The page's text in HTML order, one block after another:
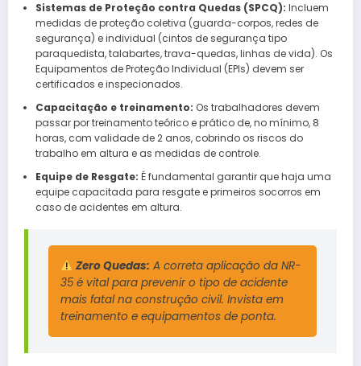
Sistemas de Proteção contra Quedas (SPCQ): Incluem
medidas de proteção coletiva (guarda-corpos, redes de
segurança) e individual (cintos de segurança tipo
paraquedista, talabartes, trava-quedas, linhas de vida). Os
Equipamentos de Proteção Individual (EPIs) devem ser
certificados e inspecionados.
Capacitação e treinamento: Os trabalhadores devem
passar por treinamento teórico e prático de, no mínimo, 8
horas, com validade de 2 anos, cobrindo os riscos do
trabalho em altura e as medidas de controle.
Equipe de Resgate: É fundamental garantir que haja uma
equipe capacitada para resgate e primeiros socorros em
caso de acidentes em altura.
Zero Quedas: A correta aplicação da NR-
35 é vital para prevenir o tipo de acidente
mais fatal na construção civil. Invista em
treinamento e equipamentos de ponta.